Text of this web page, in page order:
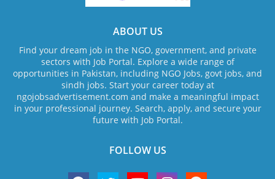
ABOUT US
Find your dream job in the NGO, government, and private
sectors with Job Portal. Explore a wide range of
opportunities in Pakistan, including NGO Jobs, govt jobs, and
sindh jobs. Start your career today at
ngojobsadvertisement.com and make a meaningful impact
in your professional journey. Search, apply, and secure your
future with Job Portal.
FOLLOW US